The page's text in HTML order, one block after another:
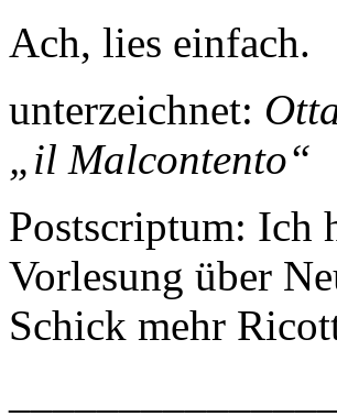
Ach, lies einfach.
unterzeichnet:
„il Malcontento“
Postscriptum: Ich
Vorlesung über
Schick mehr